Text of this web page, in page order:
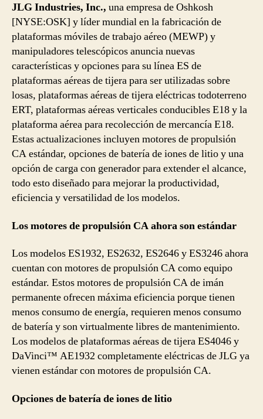
JLG Industries, Inc., una empresa de Oshkosh
[NYSE:OSK] y líder mundial en la fabricación de
plataformas móviles de trabajo aéreo (MEWP) y
manipuladores telescópicos anuncia nuevas
características y opciones para su línea ES de
plataformas aéreas de tijera para ser utilizadas sobre
losas, plataformas aéreas de tijera eléctricas todoterreno
ERT, plataformas aéreas verticales conducibles E18 y la
plataforma aérea para recolección de mercancía E18.
Estas actualizaciones incluyen motores de propulsión
CA estándar, opciones de batería de iones de litio y una
opción de carga con generador para extender el alcance,
todo esto diseñado para mejorar la productividad,
eficiencia y versatilidad de los modelos.
Los motores de propulsión CA ahora son estándar
Los modelos ES1932, ES2632, ES2646 y ES3246 ahora
cuentan con motores de propulsión CA como equipo
estándar. Estos motores de propulsión CA de imán
permanente ofrecen máxima eficiencia porque tienen
menos consumo de energía, requieren menos consumo
de batería y son virtualmente libres de mantenimiento.
Los modelos de plataformas aéreas de tijera ES4046 y
DaVinci™ AE1932 completamente eléctricas de JLG ya
vienen estándar con motores de propulsión CA.
Opciones de batería de iones de litio